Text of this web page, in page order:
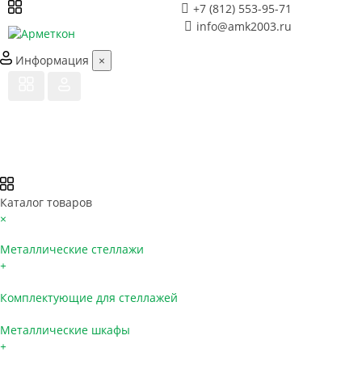
+7 (812) 553-95-71
info@amk2003.ru
Информация ×
Каталог товаров
×
Металлические стеллажи
+
Комплектующие для стеллажей
Металлические шкафы
+